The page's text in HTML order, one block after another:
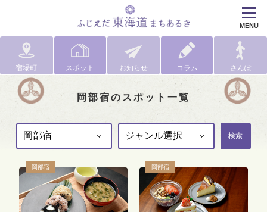
MENU
宿場町 スポット お知らせ コラム さんぽ
岡部宿のスポット一覧
検索
岡部宿 岡部宿